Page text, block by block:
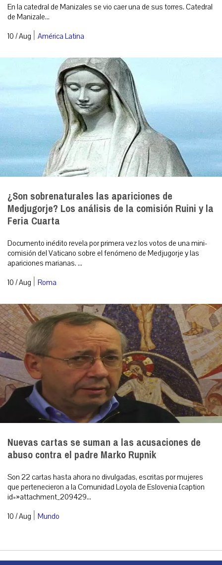
En la catedral de Manizales se vio caer una de sus torres. Catedral
de Manizale...
10 / Aug | América Latina
¿Son sobrenaturales las apariciones de
Medjugorje? Los análisis de la comisión Ruini y la
Feria Cuarta
Documento inédito revela por primera vez los votos de una mini-
comisión del Vaticano sobre el fenómeno de Medjugorje y las
apariciones marianas. ...
10 / Aug | Roma
Nuevas cartas se suman a las acusaciones de
abuso contra el padre Marko Rupnik
Son 22 cartas hasta ahora no divulgadas, escritas por mujeres
que pertenecieron a la Comunidad Loyola de Eslovenia [caption
id=»attachment_209429...
10 / Aug | Mundo